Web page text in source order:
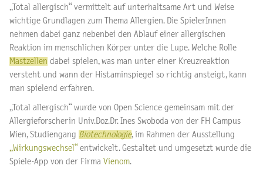
„Total allergisch“ vermittelt auf unterhaltsame Art und Weise
wichtige Grundlagen zum Thema Allergien. Die SpielerInnen
nehmen dabei ganz nebenbei den Ablauf einer allergischen
Reaktion im menschlichen Körper unter die Lupe. Welche Rolle
Mastzellen dabei spielen, was man unter einer Kreuzreaktion
versteht und wann der Histaminspiegel so richtig ansteigt, kann
man spielend erfahren.
„Total allergisch“ wurde von Open Science gemeinsam mit der
Allergieforscherin Univ.Doz.Dr. Ines Swoboda von der FH Campus
Wien, Studiengang Biotechnologie, im Rahmen der Ausstellung
„Wirkungswechsel“entwickelt. Gestaltet und umgesetzt wurde die
Spiele-App von der Firma Vienom.